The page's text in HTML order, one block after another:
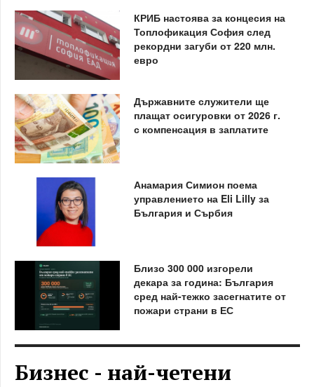
КРИБ настоява за концесия на
Топлофикация София след
рекордни загуби от 220 млн.
евро
Държавните служители ще
плащат осигуровки от 2026 г.
с компенсация в заплатите
Анамария Симион поема
управлението на Eli Lilly за
България и Сърбия
Близо 300 000 изгорели
декара за година: България
сред най-тежко засегнатите от
пожари страни в ЕС
Бизнес - най-четени